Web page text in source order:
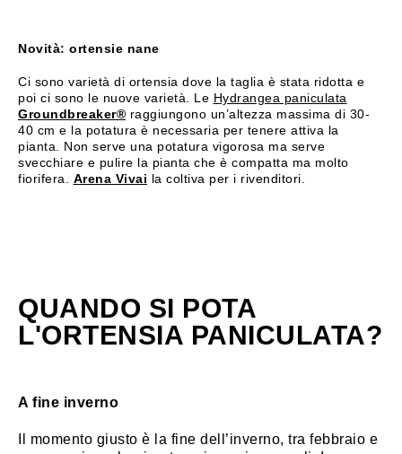
Novità: ortensie nane
Ci sono varietà di ortensia dove la taglia è stata ridotta e
poi ci sono le nuove varietà. Le Hydrangea paniculata
Groundbreaker® raggiungono un’altezza massima di 30-
40 cm e la potatura è necessaria per tenere attiva la
pianta. Non serve una potatura vigorosa ma serve
svecchiare e pulire la pianta che è compatta ma molto
fiorifera. Arena Vivai la coltiva per i rivenditori.
QUANDO SI POTA
L'ORTENSIA PANICULATA?
A fine inverno
Il momento giusto è la fine dell’inverno, tra febbraio e